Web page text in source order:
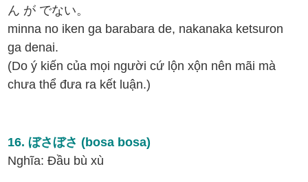
ん が でない。
minna no iken ga barabara de, nakanaka ketsuron
ga denai.
(Do ý kiến của mọi người cứ lộn xộn nên mãi mà
chưa thể đưa ra kết luận.)
16. ぼさぼさ (bosa bosa)
Nghĩa: Đầu bù xù